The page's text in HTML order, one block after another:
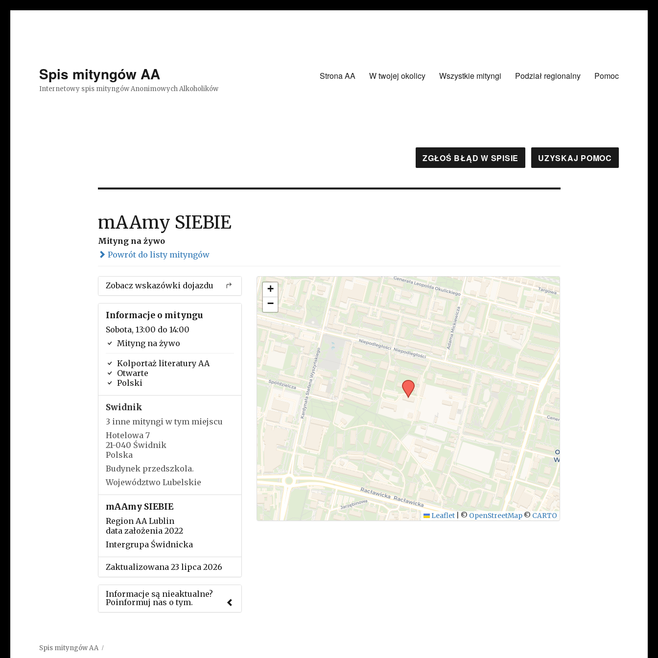
Spis mityngów AA
Internetowy spis mityngów Anonimowych Alkoholików
Strona AA W twojej okolicy Wszystkie mityngi Podział regionalny Pomoc
ZGŁOŚ BŁĄD W SPISIE UZYSKAJ POMOC
mAAmy SIEBIE
Mityng na żywo
Powrót do listy mityngów
Zobacz wskazówki dojazdu
Informacje o mityngu
Sobota, 13:00 do 14:00
Mityng na żywo
Kolportaż literatury AA
Otwarte
Polski
Swidnik
3 inne mityngi w tym miejscu
Hotelowa 7
21-040 Świdnik
Polska
Budynek przedszkola.
Województwo Lubelskie
mAAmy SIEBIE
Region AA Lublin
data założenia 2022
Intergrupa Świdnicka
Zaktualizowana 23 lipca 2026
Informacje są nieaktualne?
Poinformuj nas o tym.
+
−
Leaflet © OpenStreetMap © CARTO
Spis mityngów AA